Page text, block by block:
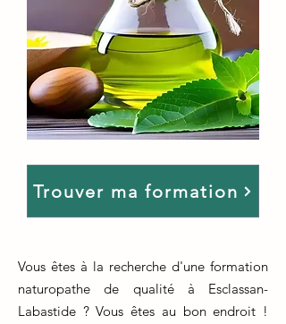
Trouver ma formation
Vous êtes à la recherche d'une formation
naturopathe de qualité à Esclassan-
Labastide ? Vous êtes au bon endroit !